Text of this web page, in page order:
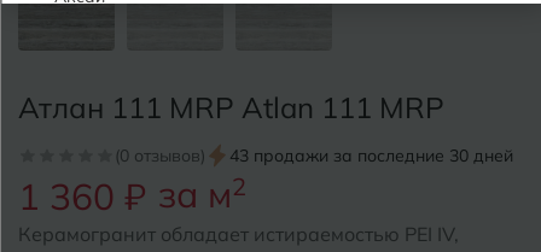
Атлан 111 MRP Atlan 111 MRP
(0 отзывов) 43 продажи за последние 30 дней
1 360 ₽ за м2
Керамогранит обладает истираемостью PEI IV,
Алушта
Альметьевск
Армавир
Подольск
Псков